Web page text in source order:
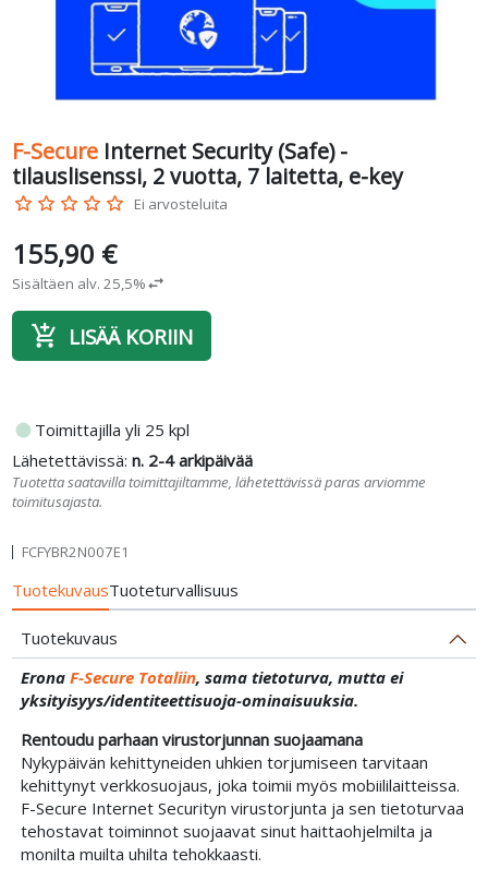
F-Secure Internet Security (Safe) -
tilauslisenssi, 2 vuotta, 7 laitetta, e-key
star_border star_border star_border star_border star_border Ei arvosteluita
155,90 €
Sisältäen alv. 25,5%swap_horiz
add_shopping_cart LISÄÄ KORIIN
fiber_manual_record Toimittajilla yli 25 kpl
Lähetettävissä:n. 2-4 arkipäivää
Tuotetta saatavilla toimittajiltamme, lähetettävissä paras arviomme
toimitusajasta.
FCFYBR2N007E1
TuotekuvausTuoteturvallisuus
Tuotekuvaus
Erona F-Secure Totaliin, sama tietoturva, mutta ei
yksityisyys/identiteettisuoja-ominaisuuksia.
Rentoudu parhaan virus­torjunnan suojaamana
Nyky­päivän kehittyneiden uhkien torjumiseen tarvitaan
kehittynyt verkko­suojaus, joka toimii myös mobiili­laitteissa.
F-Secure Internet Securityn virus­torjunta ja sen tieto­turvaa
tehostavat toiminnot suojaavat sinut haitta­ohjelmilta ja
monilta muilta uhilta tehokkaasti.